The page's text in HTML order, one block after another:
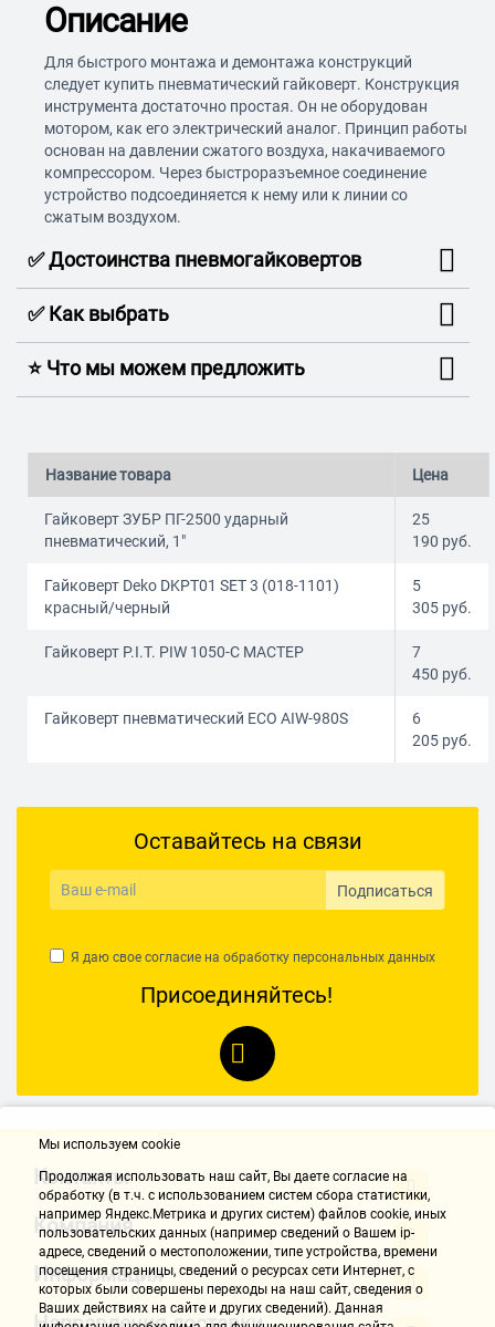
Описание
Для быстрого монтажа и демонтажа конструкций
следует купить пневматический гайковерт. Конструкция
инструмента достаточно простая. Он не оборудован
мотором, как его электрический аналог. Принцип работы
основан на давлении сжатого воздуха, накачиваемого
компрессором. Через быстроразъемное соединение
устройство подсоединяется к нему или к линии со
сжатым воздухом.
✅ Достоинства пневмогайковертов
✅ Как выбрать
⭐️ Что мы можем предложить
Название товара Цена
Гайковерт ЗУБР ПГ-2500 ударный
пневматический, 1"
25
190 руб.
Гайковерт Deko DKPT01 SET 3 (018-1101)
красный/черный
5
305 руб.
Гайковерт P.I.T. PIW 1050-С МАСТЕР
7
450 руб.
Гайковерт пневматический ECO AIW-980S
6
205 руб.
Оставайтесь на связи
Подписаться
Я даю свое согласие на обработку персональных данных
Присоединяйтесь!
Контакты
Компания
Информация
Мы используем cookie
Продолжая использовать наш cайт, Вы даете согласие на
обработку (в т.ч. с использованием систем сбора статистики,
например Яндекс.Метрика и других систем) файлов cookie, иных
пользовательских данных (например сведений о Вашем ip-
адресе, сведений о местоположении, типе устройства, времени
посещения страницы, сведений о ресурсах сети Интернет, с
которых были совершены переходы на наш сайт, сведения о
Ваших действиях на сайте и других сведений). Данная